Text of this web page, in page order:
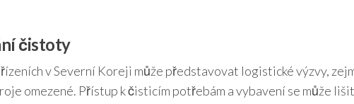
čistoty
v Severní Koreji může představovat logistické výzvy,
omezené. Přístup k čisticím potřebám a vybavení se může